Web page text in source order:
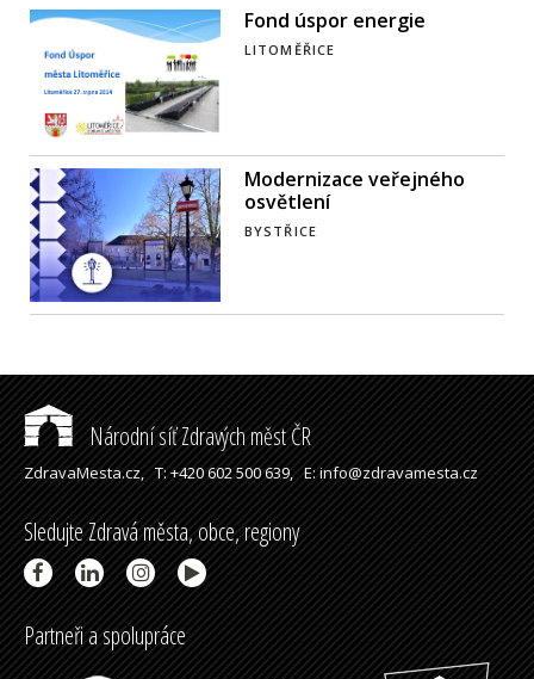
Fond úspor energie
LITOMĚŘICE
Modernizace veřejného
osvětlení
BYSTŘICE
Národní síť Zdravých měst ČR
ZdravaMesta.cz,T: +420 602 500 639,E: info@zdravamesta.cz
Sledujte Zdravá města, obce, regiony
Partneři a spolupráce